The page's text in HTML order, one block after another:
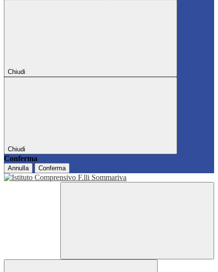
Chiudi
Chiudi
Conferma
Annulla Conferma